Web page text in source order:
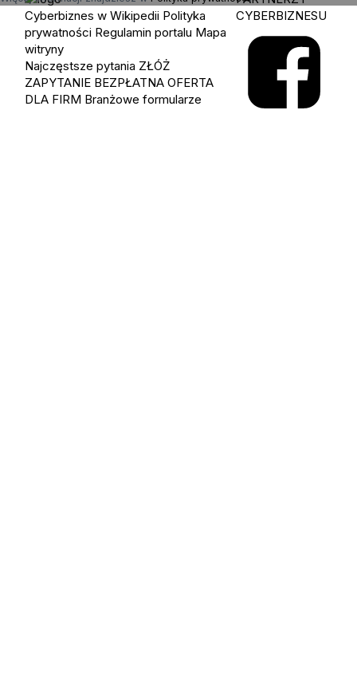
Cyberbiznes w Wikipedii Polityka
prywatności Regulamin portalu Mapa
witryny
Najczęstsze pytania ZŁÓŻ
ZAPYTANIE BEZPŁATNA OFERTA
DLA FIRM Branżowe formularze
CYBERBIZNESU